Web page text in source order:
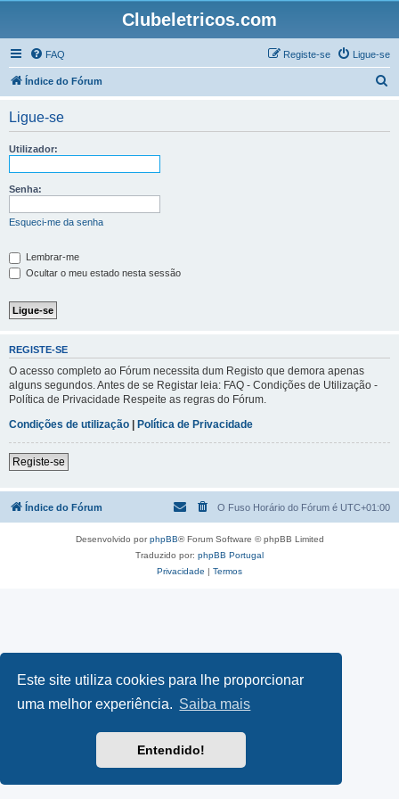
Este site utiliza cookies para lhe proporcionar
uma melhor experiência. Saiba mais
Entendido!
Clubeletricos.com
FAQ Ligue-se
Registe-se
Índice do Fórum
Ligue-se
Utilizador:
Senha:
Esqueci-me da senha
Lembrar-me
Ocultar o meu estado nesta sessão
REGISTE-SE
O acesso completo ao Fórum necessita dum Registo que demora apenas
alguns segundos. Antes de se Registar leia: FAQ - Condições de Utilização -
Política de Privacidade Respeite as regras do Fórum.
Condições de utilização | Política de Privacidade
Registe-se
Índice do Fórum O Fuso Horário do Fórum é UTC+01:00
Desenvolvido porphpBB® Forum Software © phpBB Limited
Traduzido por: phpBB Portugal
Privacidade | Termos